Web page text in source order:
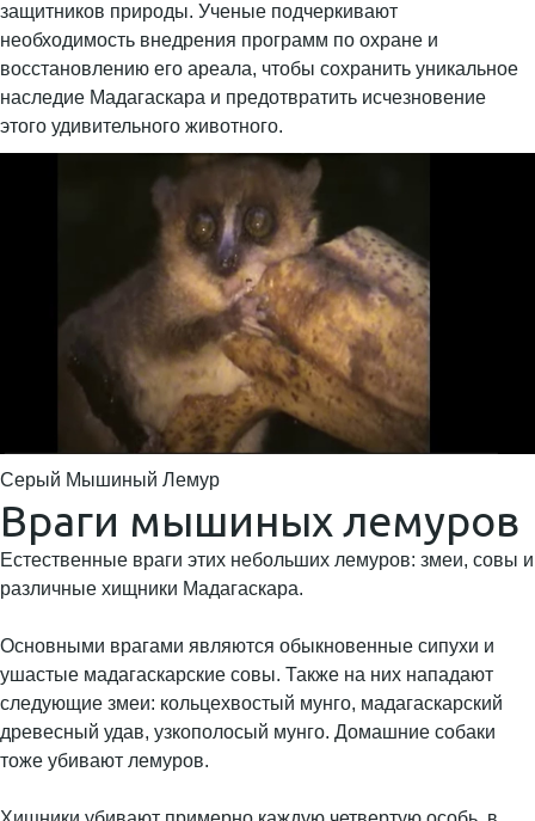
защитников природы. Ученые подчеркивают
необходимость внедрения программ по охране и
восстановлению его ареала, чтобы сохранить уникальное
наследие Мадагаскара и предотвратить исчезновение
этого удивительного животного.
Серый Мышиный Лемур
Враги мышиных лемуров
Естественные враги этих небольших лемуров: змеи, совы и
различные хищники Мадагаскара.
Основными врагами являются обыкновенные сипухи и
ушастые мадагаскарские совы. Также на них нападают
следующие змеи: кольцехвостый мунго, мадагаскарский
древесный удав, узкополосый мунго. Домашние собаки
тоже убивают лемуров.